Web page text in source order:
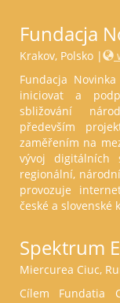
Fundacja
Krakov, Polsko |
Fundacja
iniciovat a
sbližování
především
zaměřením na
vývoj
regionální,
provozuje
české a slovenské
Spektrum
Miercurea Ciuc,
Cílem Fundatia